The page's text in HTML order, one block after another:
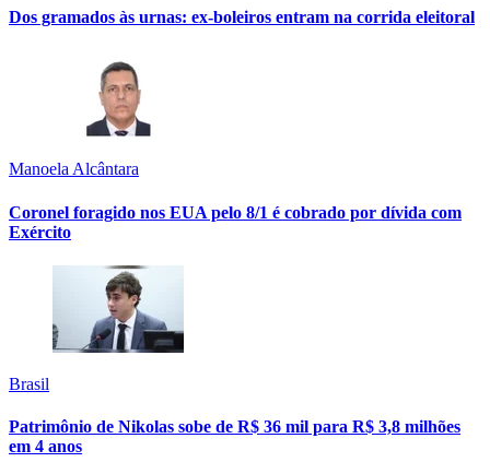
Dos gramados às urnas: ex-boleiros entram na corrida eleitoral
Manoela Alcântara
Coronel foragido nos EUA pelo 8/1 é cobrado por dívida com
Exército
Brasil
Patrimônio de Nikolas sobe de R$ 36 mil para R$ 3,8 milhões
em 4 anos